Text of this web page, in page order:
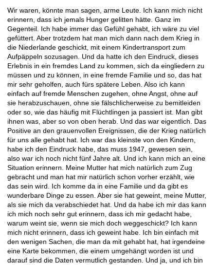
Wir waren, könnte man sagen, arme Leute. Ich kann mich nicht
erinnern, dass ich jemals Hunger gelitten hätte. Ganz im
Gegenteil. Ich habe immer das Gefühl gehabt, ich wäre zu viel
gefüttert. Aber trotzdem hat man mich dann nach dem Krieg in
die Niederlande geschickt, mit einem Kindertransport zum
Aufpäppeln sozusagen. Und da hatte ich den Eindruck, dieses
Erlebnis in ein fremdes Land zu kommen, sich da eingliedern zu
müssen und zu können, in eine fremde Familie und so, das hat
mir sehr geholfen, auch fürs spätere Leben. Also ich kann
einfach auf fremde Menschen zugehen, ohne Angst, ohne auf
sie herabzuschauen, ohne sie fälschlicherweise zu bemitleiden
oder so, wie das häufig mit Flüchtlingen ja passiert ist. Man gibt
ihnen was, aber so von oben herab. Und das war eigentlich. Das
Positive an den grauenvollen Ereignissen, die der Krieg natürlich
für uns alle gehabt hat. Ich war das kleinste von den Kindern,
habe ich den Eindruck habe, das muss 1947, gewesen sein,
also war ich noch nicht fünf Jahre alt. Und ich kann mich an eine
Situation erinnern. Meine Mutter hat mich natürlich zum Zug
gebracht und man hat mir natürlich schon vorher erzählt, wie
das sein wird. Ich komme da in eine Familie und da gibt es
wunderbare Dinge zu essen. Aber sie hat geweint, meine Mutter,
als sie mich da verabschiedet hat. Und da habe ich mir das kann
ich mich noch sehr gut erinnern, dass ich mir gedacht habe,
warum weint sie, wenn sie mich doch weggeschickt? Ich kann
mich nicht erinnern, dass ich geweint habe. Ich bin einfach mit
den wenigen Sachen, die man da mit gehabt hat, hat irgendeine
eine Karte bekommen, die einem umgehängt worden ist und
darauf sind die Daten vermutlich gestanden. Und ja, und ich bin